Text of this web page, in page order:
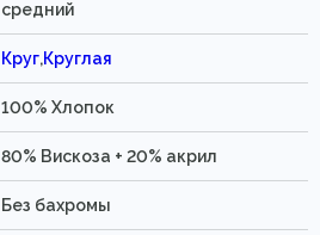
средний
Круг,Круглая
100% Хлопок
80% Вискоза + 20% акрил
Без бахромы